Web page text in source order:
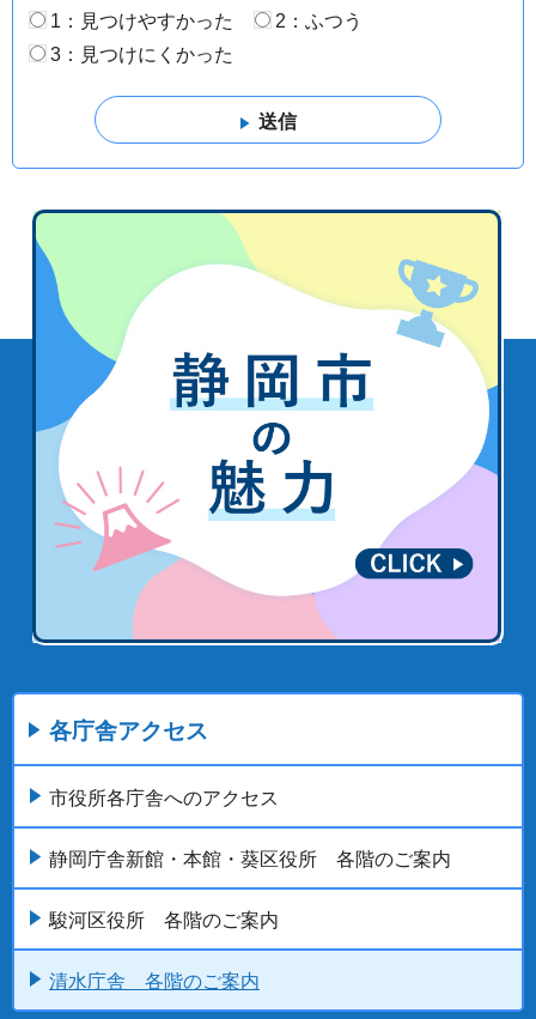
1：見つけやすかった
2：ふつう
3：見つけにくかった
各庁舎アクセス
市役所各庁舎へのアクセス
静岡庁舎新館・本館・葵区役所 各階のご案内
駿河区役所 各階のご案内
清水庁舎 各階のご案内